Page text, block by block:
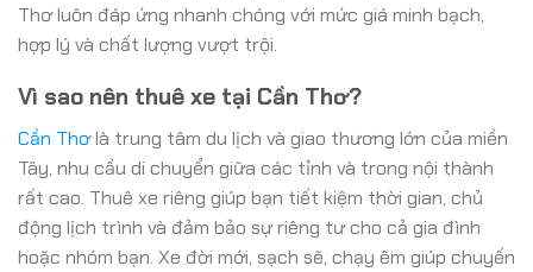
Thơ luôn đáp ứng nhanh chóng với mức giá minh bạch,
hợp lý và chất lượng vượt trội.
Vì sao nên thuê xe tại Cần Thơ?
Cần Thơlà trung tâm du lịch và giao thương lớn của miền
Tây, nhu cầu di chuyển giữa các tỉnh và trong nội thành
rất cao. Thuê xe riêng giúp bạn tiết kiệm thời gian, chủ
động lịch trình và đảm bảo sự riêng tư cho cả gia đình
hoặc nhóm bạn. Xe đời mới, sạch sẽ, chạy êm giúp chuyến